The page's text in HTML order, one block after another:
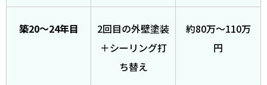
築20〜24年目
2回目の外壁塗装
＋シーリング打
ち替え
約80万〜110万
円